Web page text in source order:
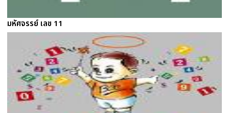
มหัศจรรย์ เลข 11